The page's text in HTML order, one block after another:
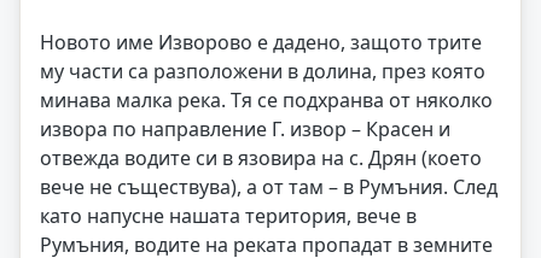
Новото име Изворово е дадено, защото трите
му части са разположени в долина, през която
минава малка река. Тя се подхранва от няколко
извора по направление Г. извор – Красен и
отвежда водите си в язовира на с. Дрян (което
вече не съществува), а от там – в Румъния. След
като напусне нашата територия, вече в
Румъния, водите на реката пропадат в земните